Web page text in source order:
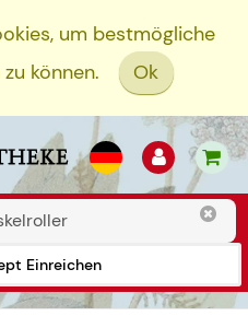
um bestmögliche
können.
Ok
Einreichen